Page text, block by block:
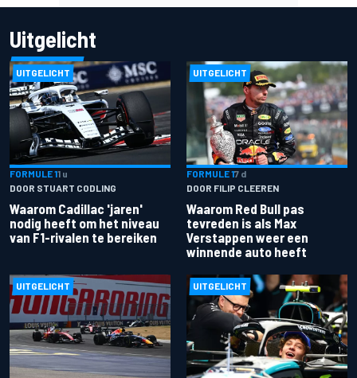
Uitgelicht
UITGELICHT
FORMULE 11 u
DOOR STUART CODLING
Waarom Cadillac 'jaren'
nodig heeft om het niveau
van F1-rivalen te bereiken
UITGELICHT
FORMULE 17 d
DOOR FILIP CLEEREN
Waarom Red Bull pas
tevreden is als Max
Verstappen weer een
winnende auto heeft
UITGELICHT UITGELICHT